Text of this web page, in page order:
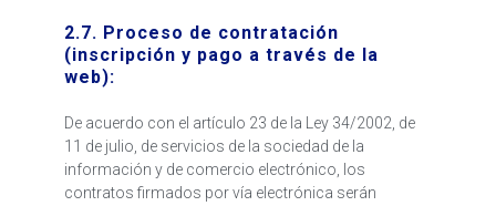
2.7. Proceso de contratación
(inscripción y pago a través de la
web):
De acuerdo con el artículo 23 de la Ley 34/2002, de
11 de julio, de servicios de la sociedad de la
información y de comercio electrónico, los
contratos firmados por vía electrónica serán